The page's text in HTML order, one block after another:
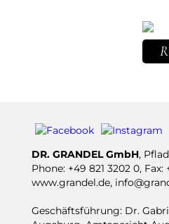
DR. GRANDEL GmbH,
Phone: +49 821 3202 0, Fax:
www.grandel.de,
Geschäftsführung: Dr.